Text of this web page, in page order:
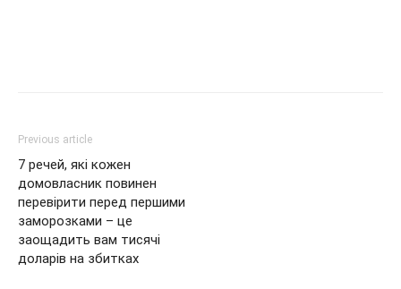
Previous article
7 речей, які кожен
домовласник повинен
перевірити перед першими
заморозками – це
заощадить вам тисячі
доларів на збитках